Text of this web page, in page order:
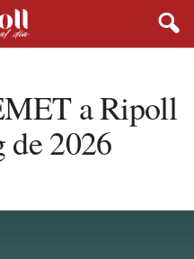
a Ripoll
de 2026